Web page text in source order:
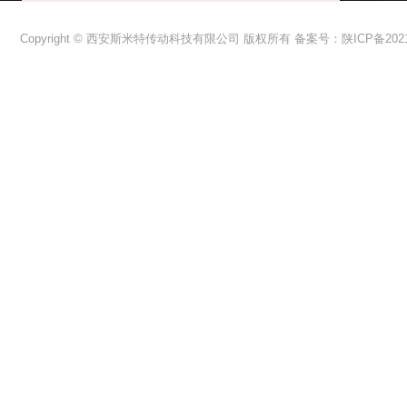
Copyright © 西安斯米特传动科技有限公司 版权所有 备案号： 陕ICP备